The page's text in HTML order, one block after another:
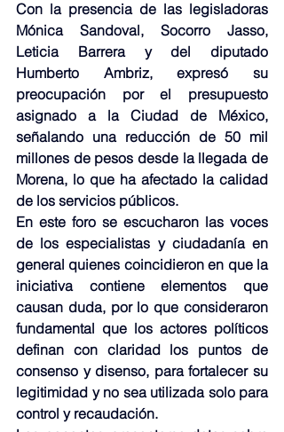
Con la presencia de las legisladoras
Mónica Sandoval, Socorro Jasso,
Leticia Barrera y del diputado
Humberto Ambriz, expresó su
preocupación por el presupuesto
asignado a la Ciudad de México,
señalando una reducción de 50 mil
millones de pesos desde la llegada de
Morena, lo que ha afectado la calidad
de los servicios públicos.
En este foro se escucharon las voces
de los especialistas y ciudadanía en
general quienes coincidieron en que la
iniciativa contiene elementos que
causan duda, por lo que consideraron
fundamental que los actores políticos
definan con claridad los puntos de
consenso y disenso, para fortalecer su
legitimidad y no sea utilizada solo para
control y recaudación.